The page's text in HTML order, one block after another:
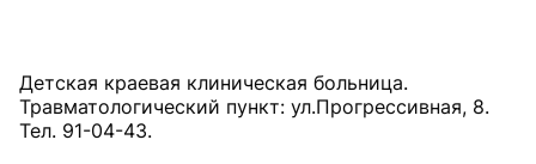
Детская краевая клиническая больница.
Травматологический пункт: ул.Прогрессивная, 8.
Тел. 91-04-43.